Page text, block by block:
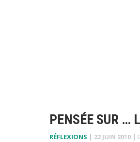
PENSÉE SUR …
RÉFLEXIONS | 22 JUIN 2010 |